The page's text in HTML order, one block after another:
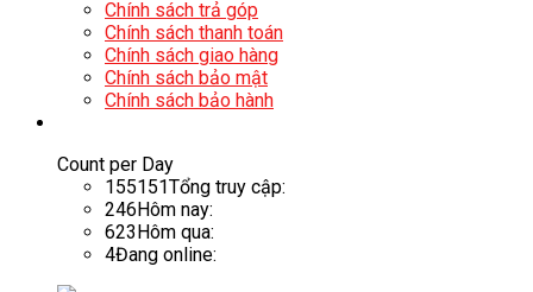
Chính sách trả góp
Chính sách thanh toán
Chính sách giao hàng
Chính sách bảo mật
Chính sách bảo hành
Count per Day
155151Tổng truy cập:
246Hôm nay:
623Hôm qua:
4Đang online: